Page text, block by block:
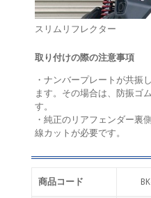
スリムリフレクター
取り付けの際の注意事項
・ナンバープレートが共振
ます。その場合は、防振ゴ
す。
・純正のリアフェンダー裏
線カットが必要です。
商品コード